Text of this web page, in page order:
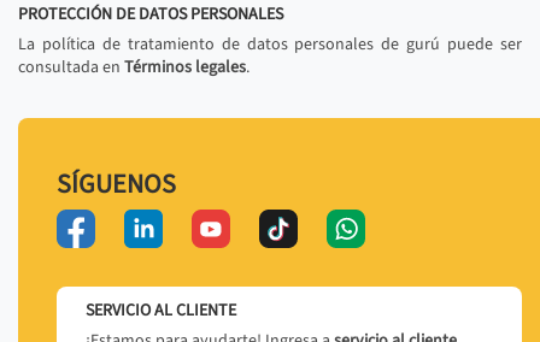
PROTECCIÓN DE DATOS PERSONALES
La política de tratamiento de datos personales de gurú puede ser
consultada en Términos legales.
SÍGUENOS
SERVICIO AL CLIENTE